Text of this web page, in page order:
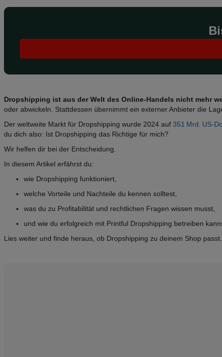
Dropshipping ist aus der Welt des Online-Handels nicht mehr
oder abwickeln. Stattdessen übernimmt ein externer Anbieter die
Der weltweite Markt für Dropshipping wurde 2024 auf 351 Mrd. US-
du dich also: Ist Dropshipping das Richtige für mich?
Wir helfen dir bei der Entscheidung.
In diesem Artikel erfährst du:
wie Dropshipping funktioniert,
welche Vorteile und Nachteile du kennen solltest,
was du zu Profitabilität und rechtlichen Fragen wissen musst,
und wie du erfolgreich mit Printful Dropshipping betreiben
Lies weiter und finde heraus, ob Dropshipping zu deinem Shop passt.